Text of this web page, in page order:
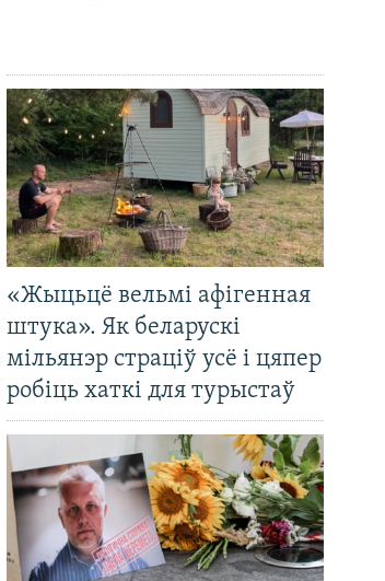
«Жыцьцё вельмі афігенная
штука». Як беларускі
мільянэр страціў усё і цяпер
робіць хаткі для турыстаў